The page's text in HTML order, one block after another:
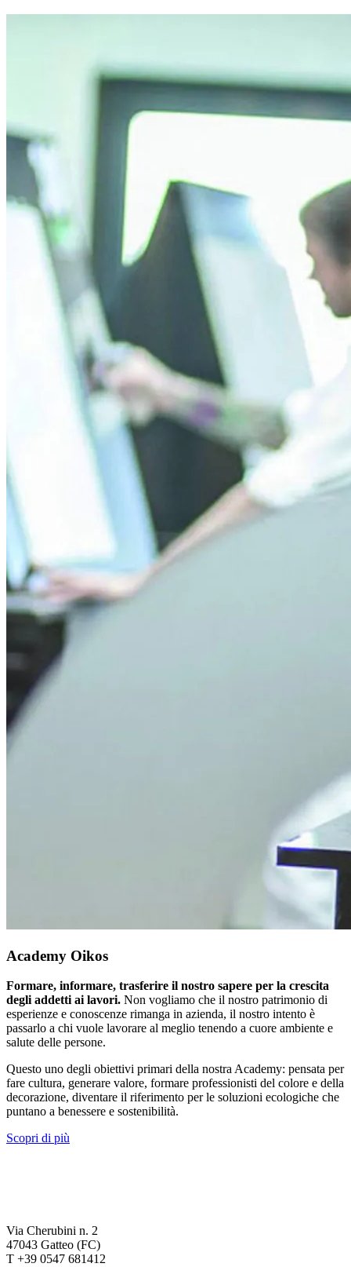
Academy Oikos
Formare, informare, trasferire il nostro sapere per la crescita
degli addetti ai lavori. Non vogliamo che il nostro patrimonio di
esperienze e conoscenze rimanga in azienda, il nostro intento è
passarlo a chi vuole lavorare al meglio tenendo a cuore ambiente e
salute delle persone.
Questo uno degli obiettivi primari della nostra Academy: pensata per
fare cultura, generare valore, formare professionisti del colore e della
decorazione, diventare il riferimento per le soluzioni ecologiche che
puntano a benessere e sostenibilità.
Scopri di più
Via Cherubini n. 2
47043 Gatteo (FC)
T +39 0547 681412